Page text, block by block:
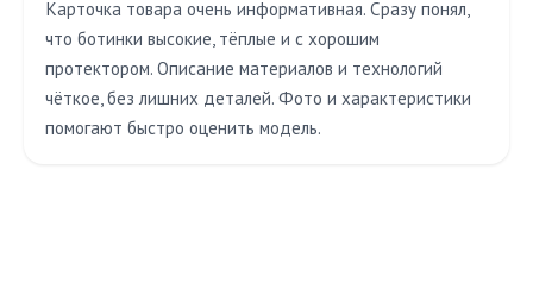
Карточка товара очень информативная. Сразу понял,
что ботинки высокие, тёплые и с хорошим
протектором. Описание материалов и технологий
чёткое, без лишних деталей. Фото и характеристики
помогают быстро оценить модель.